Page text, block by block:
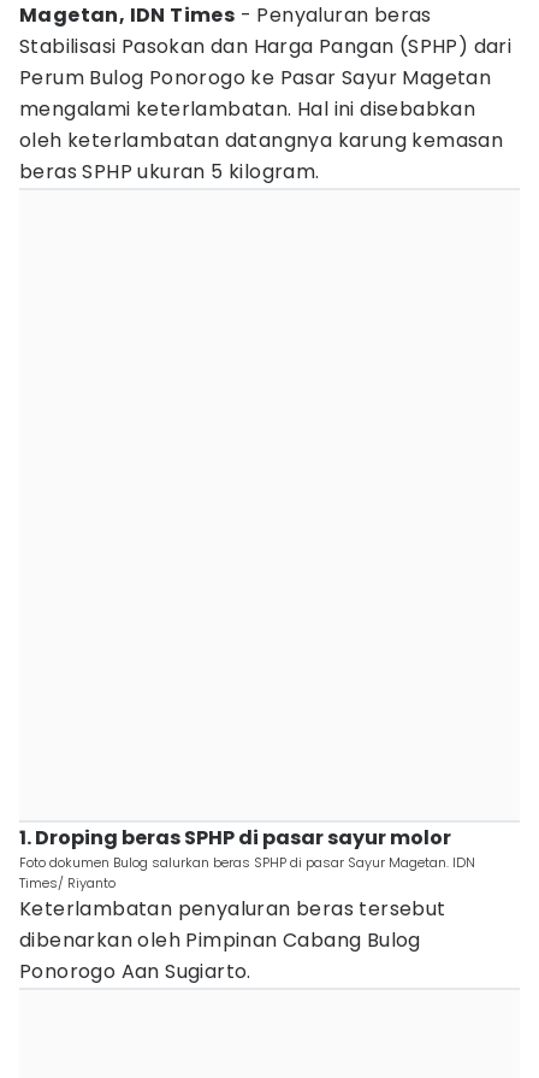
Magetan, IDN Times - Penyaluran beras
Stabilisasi Pasokan dan Harga Pangan (SPHP) dari
Perum Bulog Ponorogo ke Pasar Sayur Magetan
mengalami keterlambatan. Hal ini disebabkan
oleh keterlambatan datangnya karung kemasan
beras SPHP ukuran 5 kilogram.
1. Droping beras SPHP di pasar sayur molor
Foto dokumen Bulog salurkan beras SPHP di pasar Sayur Magetan. IDN
Times/ Riyanto
Keterlambatan penyaluran beras tersebut
dibenarkan oleh Pimpinan Cabang Bulog
Ponorogo Aan Sugiarto.